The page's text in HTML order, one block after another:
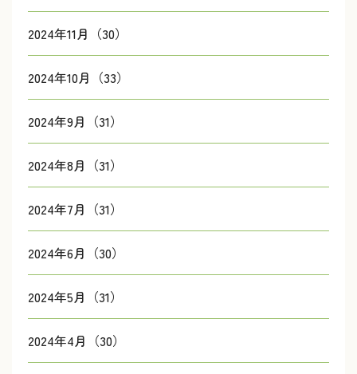
2024年11月（30）
2024年10月（33）
2024年9月（31）
2024年8月（31）
2024年7月（31）
2024年6月（30）
2024年5月（31）
2024年4月（30）